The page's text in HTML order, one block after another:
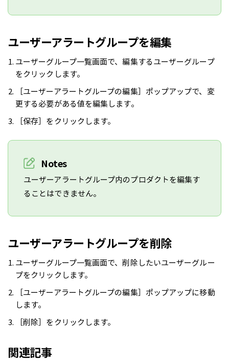
ユーザーアラートグループを編集
ユーザーグループ一覧画面で、編集するユーザーグループ
をクリックします。
［ユーザーアラートグループの編集］ポップアップで、変
更する必要がある値を編集します。
［保存］をクリックします。
Notes
ユーザーアラートグループ内のプロダクトを編集す
ることはできません。
ユーザーアラートグループを削除
ユーザーグループ一覧画面で、削除したいユーザーグルー
プをクリックします。
［ユーザーアラートグループの編集］ポップアップに移動
します。
［削除］をクリックします。
関連記事